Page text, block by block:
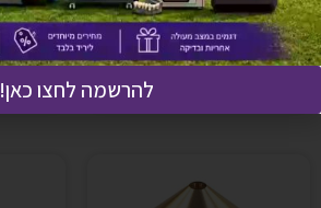
בחר אפשרויות
להרשמה לחצו כאן!